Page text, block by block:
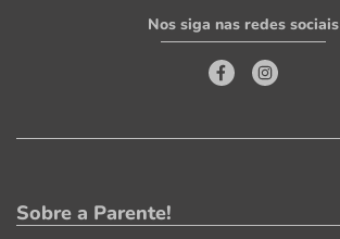
Nos siga nas redes sociais
Sobre a Parente!